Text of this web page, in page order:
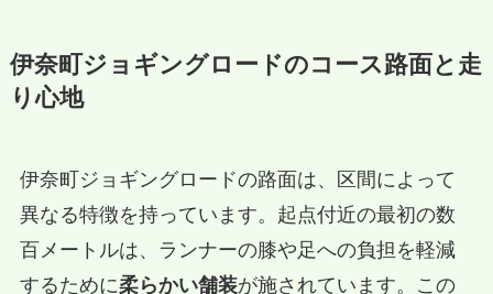
伊奈町ジョギングロードのコース路面と走
り心地
伊奈町ジョギングロードの路面は、区間によって
異なる特徴を持っています。起点付近の最初の数
百メートルは、ランナーの膝や足への負担を軽減
するために柔らかい舗装が施されています。この